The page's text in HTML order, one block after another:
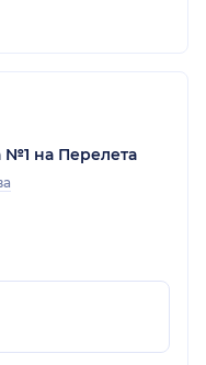
на Перелета